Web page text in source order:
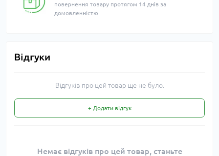
повернення товару протягом 14 днів за
домовленністю
Відгуки
Відгуків про цей товар ще не було.
+ Додати відгук
Немає відгуків про цей товар, станьте